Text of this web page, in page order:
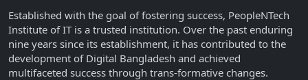
Established with the goal of fostering success, PeopleNTech
Institute of IT is a trusted institution. Over the past enduring
nine years since its establishment, it has contributed to the
development of Digital Bangladesh and achieved
multifaceted success through trans-formative changes.